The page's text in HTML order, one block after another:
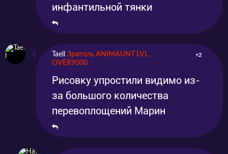
инфантильной тянки
Taell
Зритель ANIMAUNT LVL
OVER9000
+2
Рисовку упростили видимо из-
за большого количества
перевоплощений Марин